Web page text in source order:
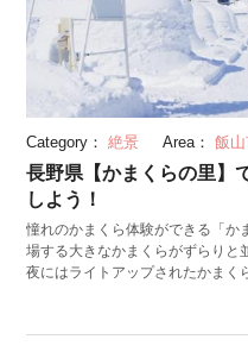
Category： 絶景 Area： 飯
長野県【かまくらの里】
しよう！
憧れのかまくら体験ができる「か
場する大きなかまくらがずらりと
夜にはライトアップされたかまく